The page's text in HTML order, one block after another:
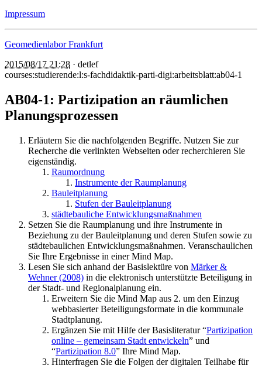
Impressum
Geomedienlabor Frankfurt
2015/08/17 21:28 · detlef
courses:studierende:l:s-fachdidaktik-parti-digi:arbeitsblatt:ab04-1
AB04-1: Partizipation an räumlichen
Planungsprozessen
Erläutern Sie die nachfolgenden Begriffe. Nutzen Sie zur
Recherche die verlinkten Webseiten oder recherchieren Sie
eigenständig.
Raumordnung
Instrumente der Raumplanung
Bauleitplanung
Stufen der Bauleitplanung
städtebauliche Entwicklungsmaßnahmen
Setzen Sie die Raumplanung und ihre Instrumente in
Beziehung zu der Bauleitplanung und deren Stufen sowie zu
städtebaulichen Entwicklungsmaßnahmen. Veranschaulichen
Sie Ihre Ergebnisse in einer Mind Map.
Lesen Sie sich anhand der Basislektüre von Märker &
Wehner (2008) in die elektronisch unterstützte Beteiligung in
der Stadt- und Regionalplanung ein.
Erweitern Sie die Mind Map aus 2. um den Einzug
webbasierter Beteiligungsformate in die kommunale
Stadtplanung.
Ergänzen Sie mit Hilfe der Basisliteratur “Partizipation
online – gemeinsam Stadt entwickeln” und
“Partizipation 8.0” Ihre Mind Map.
Hinterfragen Sie die Folgen der digitalen Teilhabe für